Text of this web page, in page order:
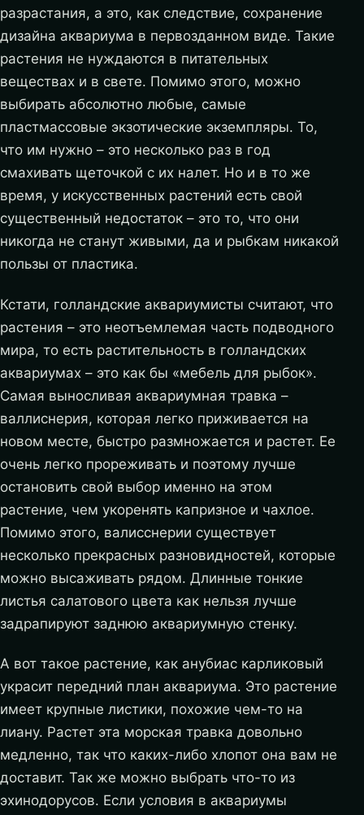
разрастания, а это, как следствие, сохранение
дизайна аквариума в первозданном виде. Такие
растения не нуждаются в питательных
веществах и в свете. Помимо этого, можно
выбирать абсолютно любые, самые
пластмассовые экзотические экземпляры. То,
что им нужно – это несколько раз в год
смахивать щеточкой с их налет. Но и в то же
время, у искусственных растений есть свой
существенный недостаток – это то, что они
никогда не станут живыми, да и рыбкам никакой
пользы от пластика.
Кстати, голландские аквариумисты считают, что
растения – это неотъемлемая часть подводного
мира, то есть растительность в голландских
аквариумах – это как бы «мебель для рыбок».
Самая выносливая аквариумная травка –
валлиснерия, которая легко приживается на
новом месте, быстро размножается и растет. Ее
очень легко прореживать и поэтому лучше
остановить свой выбор именно на этом
растение, чем укоренять капризное и чахлое.
Помимо этого, валисснерии существует
несколько прекрасных разновидностей, которые
можно высаживать рядом. Длинные тонкие
листья салатового цвета как нельзя лучше
задрапируют заднюю аквариумную стенку.
А вот такое растение, как анубиас карликовый
украсит передний план аквариума. Это растение
имеет крупные листики, похожие чем-то на
лиану. Растет эта морская травка довольно
медленно, так что каких-либо хлопот она вам не
доставит. Так же можно выбрать что-то из
эхинодорусов. Если условия в аквариумы